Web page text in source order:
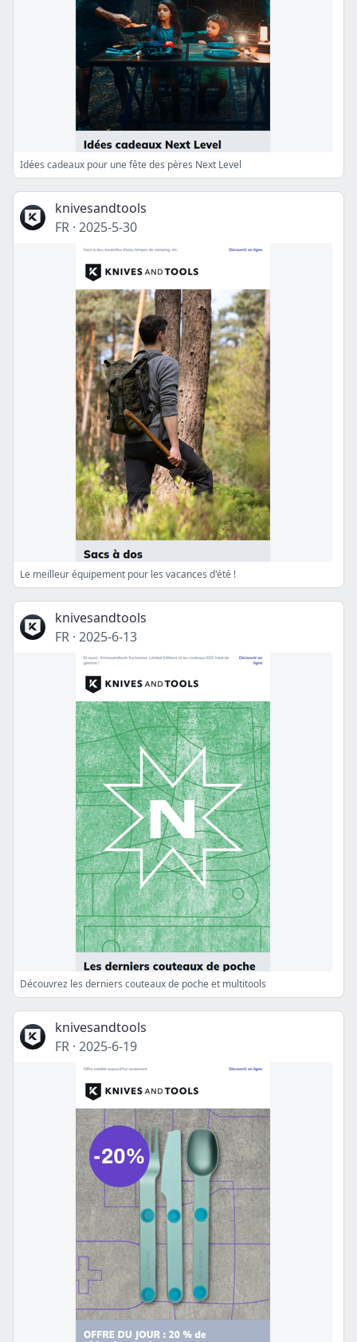
Idées cadeaux pour une fête des pères Next Level
knivesandtools
FR · 2025-5-30
Le meilleur équipement pour les vacances d'été !
knivesandtools
FR · 2025-6-13
Découvrez les derniers couteaux de poche et multitools
knivesandtools
FR · 2025-6-19